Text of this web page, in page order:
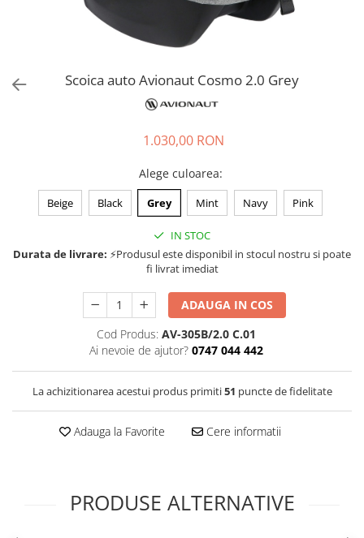
Jucarii educative
Jucarii electroniceScoica auto Avionaut Cosmo 2.0 Grey
1.030,00 RON
Alege culoarea:
Beige Black Grey Mint Navy Pink
IN STOC
Durata de livrare: ⚡Produsul este disponibil in stocul nostru si poate
fi livrat imediat
ADAUGA IN COS
Cod Produs: AV-305B/2.0 C.01
Ai nevoie de ajutor? 0747 044 442
La achizitionarea acestui produs primiti51 puncte de fidelitate
Adauga la Favorite Cere informatii
PRODUSE ALTERNATIVE